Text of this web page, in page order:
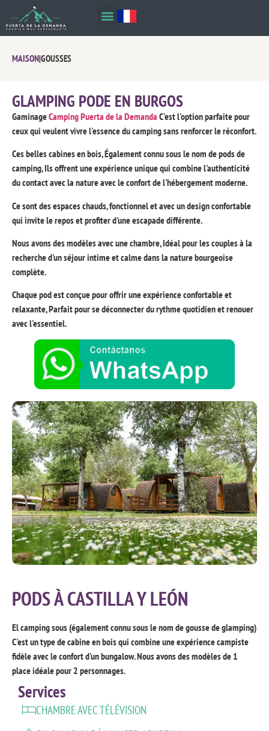
MAISON|GOUSSES
GLAMPING PODE EN BURGOS
GaminageCamping Puerta de la Demanda C'est l'option parfaite pour
ceux qui veulent vivre l'essence du camping sans renforcer le réconfort.
Ces belles cabines en bois, Également connu sous le nom de pods de
camping, Ils offrent une expérience unique qui combine l'authenticité
du contact avec la nature avec le confort de l'hébergement moderne.
Ce sont des espaces chauds, fonctionnel et avec un design confortable
qui invite le repos et profiter d'une escapade différente.
Nous avons des modèles avec une chambre, Idéal pour les couples à la
recherche d'un séjour intime et calme dans la nature bourgeoise
complète.
Chaque pod est conçue pour offrir une expérience confortable et
relaxante, Parfait pour se déconnecter du rythme quotidien et renouer
avec l'essentiel.
PODS À CASTILLA Y LEÓN
El camping sous (également connu sous le nom de gousse de glamping)
C'est un type de cabine en bois qui combine une expérience campiste
fidèle avec le confort d'un bungalow. Nous avons des modèles de 1
place idéale pour 2 personnages.
Services
CHAMBRE AVEC TÉLÉVISION